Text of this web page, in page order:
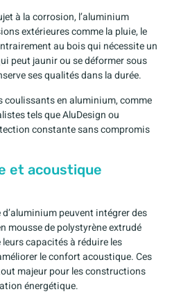
à la corrosion, l’aluminium
extérieures comme la pluie, le
au bois qui nécessite un
peut jaunir ou se déformer sous
ses qualités dans la durée.
coulissants en aluminium, comme
tels que AluDesign ou
constante sans compromis
et acoustique
peuvent intégrer des
mousse de polystyrène extrudé
capacités à réduire les
le confort acoustique. Ces
majeur pour les constructions
énergétique.